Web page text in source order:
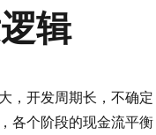
辑
，开发周期长，不确定
各个阶段的现金流平衡